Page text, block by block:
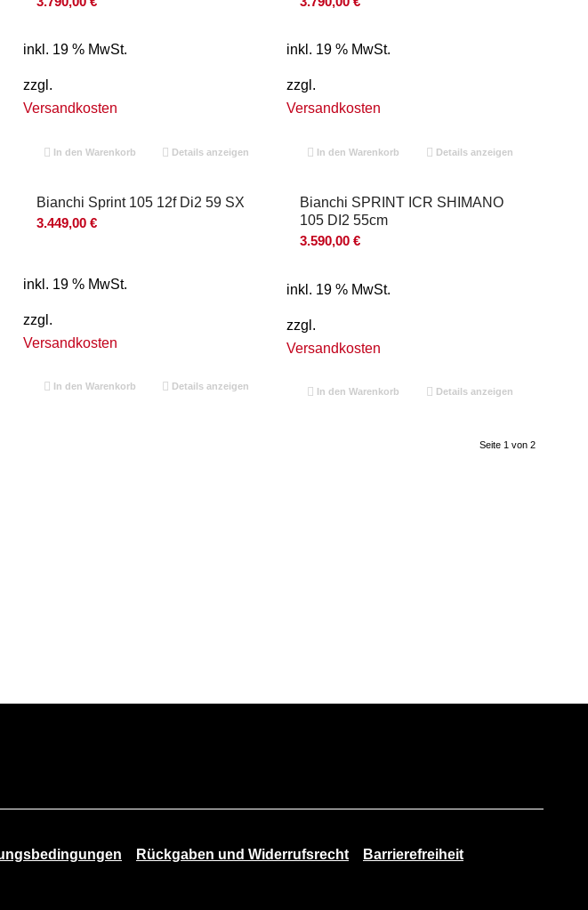
inkl. 19 % MwSt.
zzgl.
Versandkosten
In den Warenkorb Details anzeigen
inkl. 19 % MwSt.
zzgl.
Versandkosten
In den Warenkorb Details anzeigen
Bianchi Sprint 105 12f Di2 59 SX
3.449,00 €
inkl. 19 % MwSt.
zzgl.
Versandkosten
In den Warenkorb Details anzeigen
Bianchi SPRINT ICR SHIMANO
105 DI2 55cm
3.590,00€
inkl. 19 % MwSt.
zzgl.
Versandkosten
In den Warenkorb Details anzeigen
Seite 1 von 2
Rückgaben und Widerrufsrecht Barrierefreiheit